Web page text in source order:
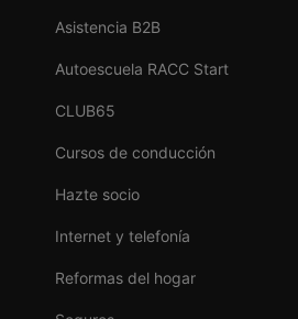
Asistencia B2B
Autoescuela RACC Start
CLUB65
Cursos de conducción
Hazte socio
Internet y telefonía
Reformas del hogar